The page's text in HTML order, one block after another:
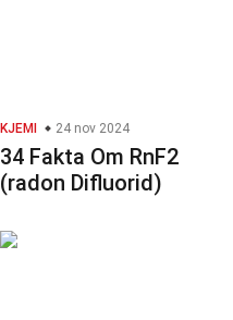
KJEMI 24 nov 2024
34 Fakta Om RnF2
(radon Difluorid)